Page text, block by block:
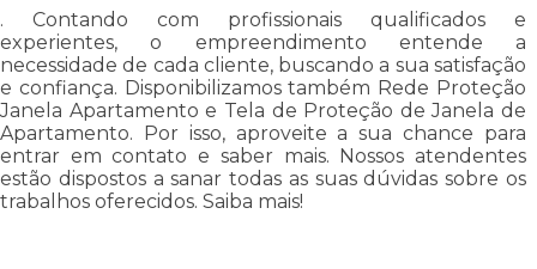
. Contando com profissionais qualificados e
experientes, o empreendimento entende a
necessidade de cada cliente, buscando a sua satisfação
e confiança. Disponibilizamos também Rede Proteção
Janela Apartamento e Tela de Proteção de Janela de
Apartamento. Por isso, aproveite a sua chance para
entrar em contato e saber mais. Nossos atendentes
estão dispostos a sanar todas as suas dúvidas sobre os
trabalhos oferecidos. Saiba mais!